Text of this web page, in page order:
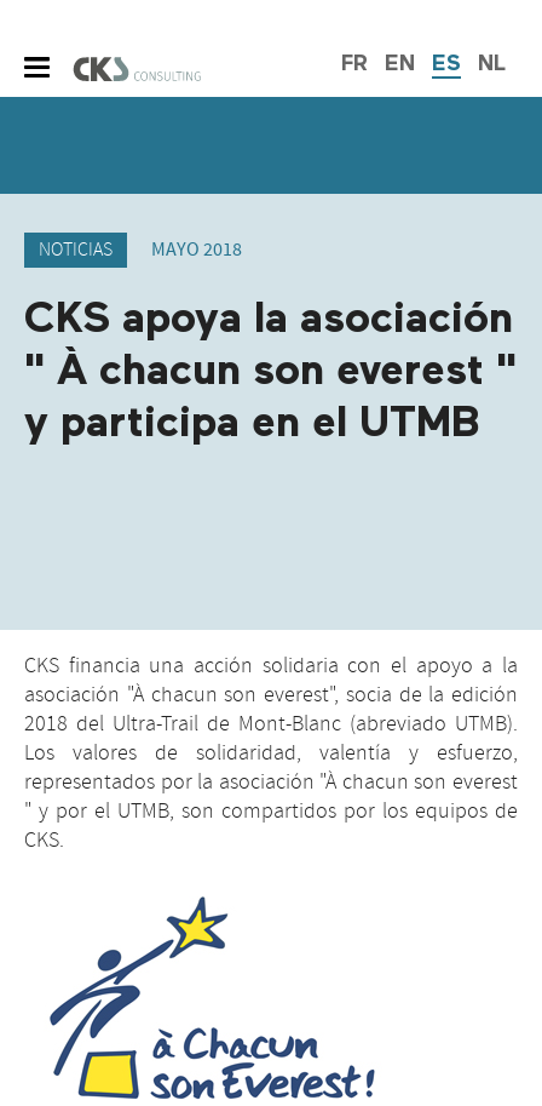
FR EN ES NL
NOTICIAS MAYO 2018
CKS apoya la asociación
" À chacun son everest "
y participa en el UTMB
CKS financia una acción solidaria con el apoyo a la
asociación "À chacun son everest", socia de la edición
2018 del Ultra-Trail de Mont-Blanc (abreviado UTMB).
Los valores de solidaridad, valentía y esfuerzo,
representados por la asociación "À chacun son everest
" y por el UTMB, son compartidos por los equipos de
CKS.